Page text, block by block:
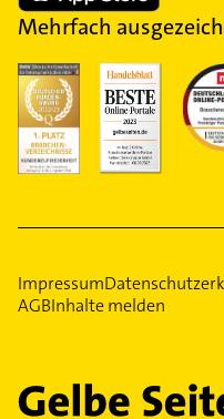
Mehrfach
Impressum
AGBInhalte melden